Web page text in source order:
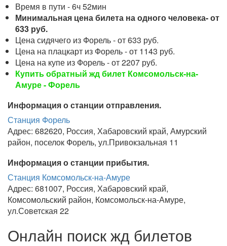
Время в пути - 6ч 52мин
Минимальная цена билета на одного человека- от
633 руб.
Цена сидячего из Форель - от 633 руб.
Цена на плацкарт из Форель - от 1143 руб.
Цена на купе из Форель - от 2207 руб.
Купить обратный жд билет Комсомольск-на-
Амуре - Форель
Информация о станции отправления.
Станция Форель
Адрес: 682620, Россия, Хабаровский край, Амурский
район, поселок Форель, ул.Привокзальная 11
Информация о станции прибытия.
Станция Комсомольск-на-Амуре
Адрес: 681007, Россия, Хабаровский край,
Комсомольский район, Комсомольск-на-Амуре,
ул.Советская 22
Онлайн поиск жд билетов